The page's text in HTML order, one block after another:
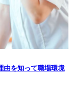
由を知って職場環境